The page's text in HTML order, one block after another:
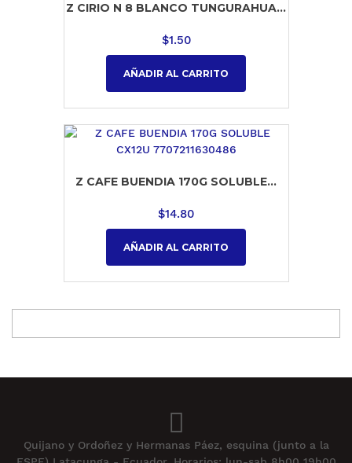
Z CIRIO N 8 BLANCO TUNGURAHUA...
$1.50
AÑADIR AL CARRITO
Z CAFE BUENDIA 170G SOLUBLE...
$14.80
AÑADIR AL CARRITO
Quijano y Ordoñez y Hermanas Páez, esquina (junto a la